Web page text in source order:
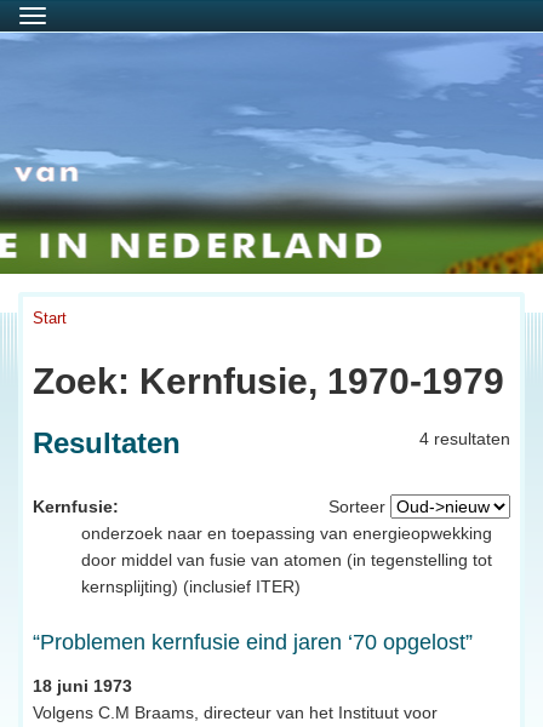
Menu
Start
Zoek: Kernfusie, 1970-1979
4 resultaten
Resultaten
Sorteer
Kernfusie:
onderzoek naar en toepassing van energieopwekking
door middel van fusie van atomen (in tegenstelling tot
kernsplijting) (inclusief ITER)
“Problemen kernfusie eind jaren ‘70 opgelost”
18 juni 1973
Volgens C.M Braams, directeur van het Instituut voor